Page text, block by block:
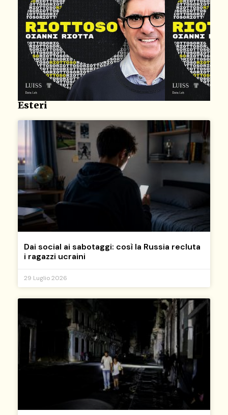
Esteri
Dai social ai sabotaggi: così la Russia recluta
i ragazzi ucraini
29 Luglio 2026